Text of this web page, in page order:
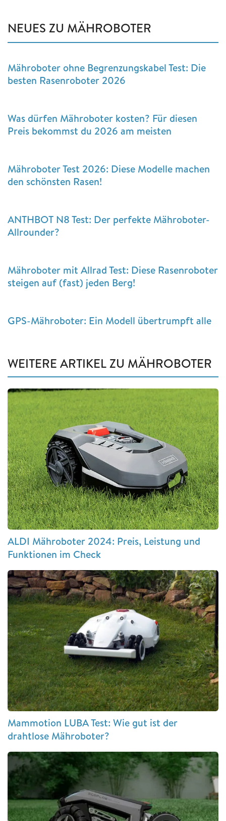
NEUES ZU MÄHROBOTER
Mähroboter ohne Begrenzungskabel Test: Die
besten Rasenroboter 2026
Was dürfen Mähroboter kosten? Für diesen
Preis bekommst du 2026 am meisten
Mähroboter Test 2026: Diese Modelle machen
den schönsten Rasen!
ANTHBOT N8 Test: Der perfekte Mähroboter-
Allrounder?
Mähroboter mit Allrad Test: Diese Rasenroboter
steigen auf (fast) jeden Berg!
GPS-Mähroboter: Ein Modell übertrumpft alle
WEITERE ARTIKEL ZU MÄHROBOTER
ALDI Mähroboter 2024: Preis, Leistung und
Funktionen im Check
Mammotion LUBA Test: Wie gut ist der
drahtlose Mähroboter?